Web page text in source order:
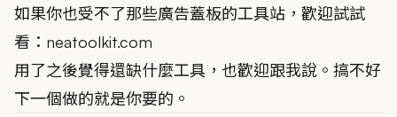
如果你也受不了那些廣告蓋板的工具站，歡迎試試
看： neatoolkit.com
用了之後覺得還缺什麼工具，也歡迎跟我說。搞不好
下一個做的就是你要的。